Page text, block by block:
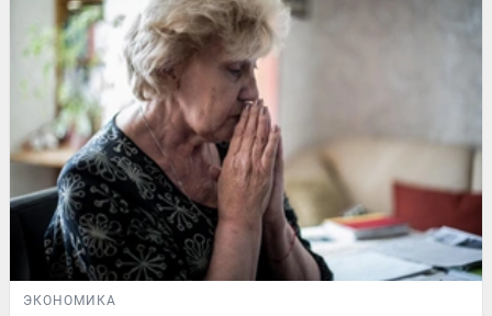
ЭКОНОМИКА